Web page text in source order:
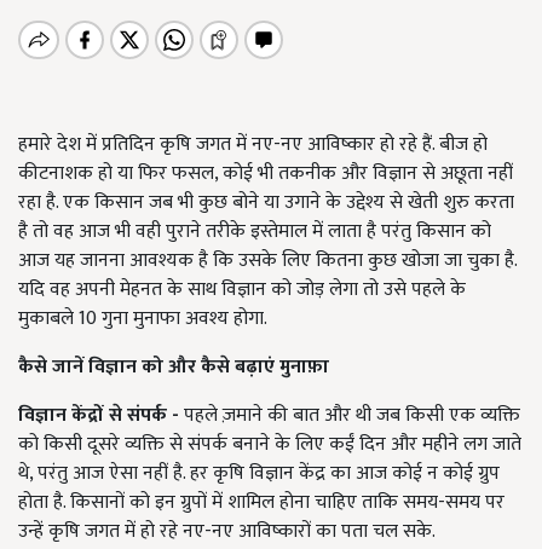
हमारे देश में प्रतिदिन कृषि जगत में नए-नए आविष्कार हो रहे हैं. बीज हो
कीटनाशक हो या फिर फसल, कोई भी तकनीक और विज्ञान से अछूता नहीं
रहा है. एक किसान जब भी कुछ बोने या उगाने के उद्देश्य से खेती शुरु करता
है तो वह आज भी वही पुराने तरीके इस्तेमाल में लाता है परंतु किसान को
आज यह जानना आवश्यक है कि उसके लिए कितना कुछ खोजा जा चुका है.
यदि वह अपनी मेहनत के साथ विज्ञान को जोड़ लेगा तो उसे पहले के
मुकाबले 10 गुना मुनाफा अवश्य होगा.
कैसे जानें विज्ञान को और कैसे बढ़ाएं मुनाफ़ा
विज्ञान केंद्रों से संपर्क -पहले ज़माने की बात और थी जब किसी एक व्यक्ति
को किसी दूसरे व्यक्ति से संपर्क बनाने के लिए कईं दिन और महीने लग जाते
थे, परंतु आज ऐसा नहीं है. हर कृषि विज्ञान केंद्र का आज कोई न कोई ग्रुप
होता है. किसानों को इन ग्रुपों में शामिल होना चाहिए ताकि समय-समय पर
उन्हें कृषि जगत में हो रहे नए-नए आविष्कारों का पता चल सके.